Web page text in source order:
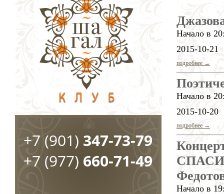
Начало в
2015-10-21
подробнее →
Начало в
2015-10-20
подробнее →
Начало в
+7 (901) 347-73-79
+7 (977) 660-71-49